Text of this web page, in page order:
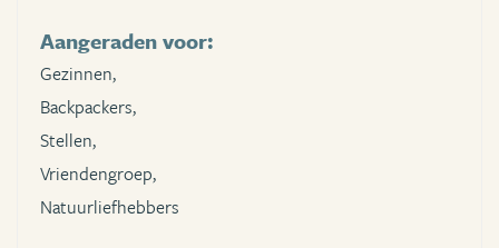
Aangeraden voor:
Gezinnen,
Backpackers,
Stellen,
Vriendengroep,
Natuurliefhebbers